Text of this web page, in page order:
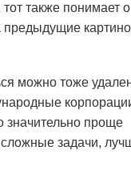
также понимает о
можно тоже
значительно проще
сложные задачи,